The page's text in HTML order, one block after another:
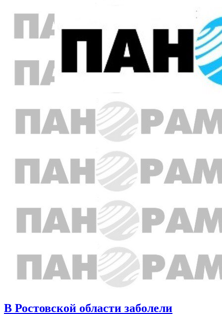
В Ростовской области заболели